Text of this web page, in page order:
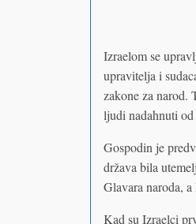
Izraelom se
upravitelja i
zakone za narod.
ljudi nadahnuti
Gospodin je
država bila
Glavara naroda,
Kad su Izraelci